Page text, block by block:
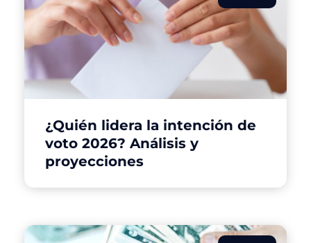
¿Quién lidera la intención de
voto 2026? Análisis y
proyecciones